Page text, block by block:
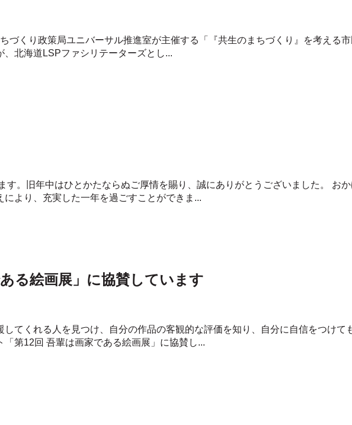
づくり政策局ユニバーサル推進室が主催する「『共生のまちづくり』を考える
北海道LSPファシリテーターズとし...
す。旧年中はひとかたならぬご厚情を賜り、誠にありがとうございました。 お
により、充実した一年を過ごすことができま...
ある絵画展」に協賛しています
てくれる人を見つけ、自分の作品の客観的な評価を知り、自分に自信をつけて
第12回 吾輩は画家である絵画展」に協賛し...